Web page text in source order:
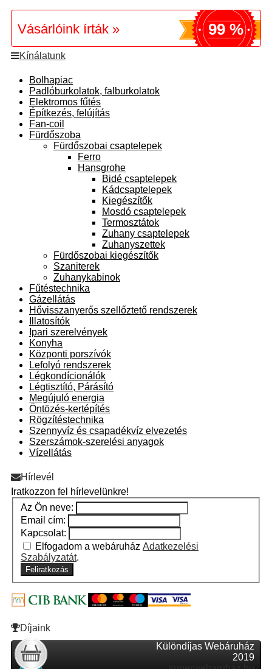
Vásárlóink írták » 99 %
Kínálatunk
Bolhapiac
Padlóburkolatok, falburkolatok
Elektromos fűtés
Építkezés, felújítás
Fan-coil
Fürdőszoba
Fürdőszobai csaptelepek
Ferro
Hansgrohe
Bidé csaptelepek
Kádcsaptelepek
Kiegészítők
Mosdó csaptelepek
Termosztátok
Zuhany csaptelepek
Zuhanyszettek
Fürdőszobai kiegészítők
Szaniterek
Zuhanykabinok
Fűtéstechnika
Gázellátás
Hővisszanyerős szellőztető rendszerek
Illatosítók
Ipari szerelvények
Konyha
Központi porszívók
Lefolyó rendszerek
Légkondícionálók
Légtisztító, Párásító
Megújuló energia
Öntözés-kertépítés
Rögzítéstechnika
Szennyvíz és csapadékvíz elvezetés
Szerszámok-szerelési anyagok
Vízellátás
Hírlevél
Iratkozzon fel hírlevelünkre!
Az Ön neve:
Email cím:
Kapcsolat:
Elfogadom a webáruház Adatkezelési
Szabályzatát.
Feliratkozás
Díjaink
Különdíjas Webáruház
2019